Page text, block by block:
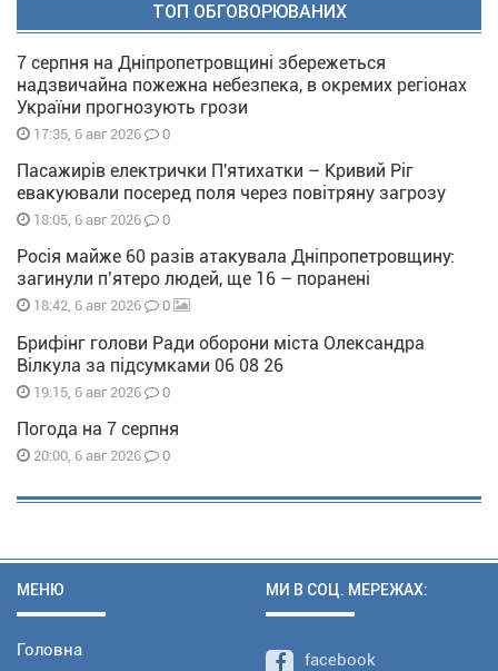
ТОП ОБГОВОРЮВАНИХ
7 серпня на Дніпропетровщині збережеться
надзвичайна пожежна небезпека, в окремих регіонах
України прогнозують грози
17:35, 6 авг 2026 0
Пасажирів електрички П'ятихатки – Кривий Ріг
евакуювали посеред поля через повітряну загрозу
18:05, 6 авг 2026 0
Росія майже 60 разів атакувала Дніпропетровщину:
загинули п’ятеро людей, ще 16 – поранені
18:42, 6 авг 2026 0
Брифінг голови Ради оборони міста Олександра
Вілкула за підсумками 06 08 26
19:15, 6 авг 2026 0
Погода на 7 серпня
20:00, 6 авг 2026 0
МЕНЮ
Головна
МИ В СОЦ. МЕРЕЖАХ:
facebook